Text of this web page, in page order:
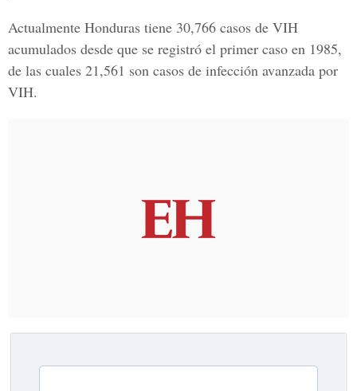
Actualmente Honduras tiene 30,766 casos de VIH
acumulados desde que se registró el primer caso en 1985,
de las cuales 21,561 son casos de infección avanzada por
VIH.